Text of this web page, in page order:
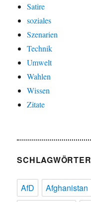
Satire
soziales
Szenarien
Technik
Umwelt
Wahlen
Wissen
Zitate
SCHLAGWÖRTER
AfD Afghanistan